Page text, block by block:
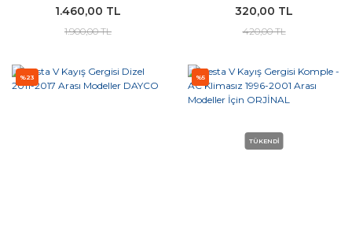
1.460,00 TL
1.900,00 TL
320,00 TL
420,00 TL
%23 %5
TÜKENDİ